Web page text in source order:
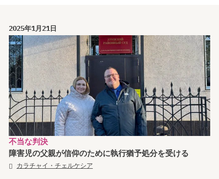
2025年1月21日
不当な判決
障害児の父親が信仰のために執行猶予処分を受ける
カラチャイ・チェルケシア